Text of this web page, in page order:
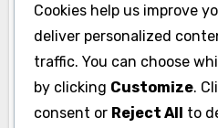
Snapchat Inzichten:
Gebruikersgedrag
Snapchat door gebruikers
het stimuleren van
Cookies help us improve
deliver personalized
traffic. You can choose
by clicking Customize.
consent or Reject All to